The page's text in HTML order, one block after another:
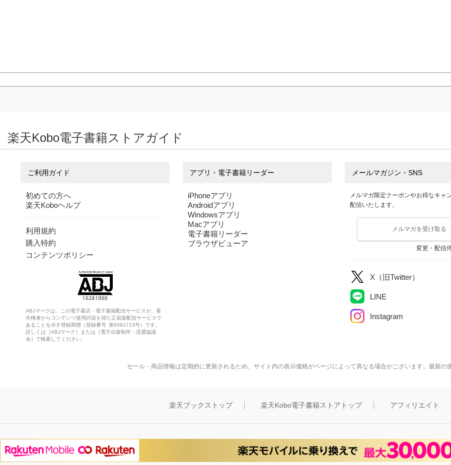
楽天Kobo電子書籍ストアガイド
ご利用ガイド
初めての方へ
楽天Koboヘルプ
利用規約
購入特約
コンテンツポリシー
ABJマークは、この電子書店・電子書籍配信サービスが、著
作権者からコンテンツ使用許諾を得た正規版配信サービスで
あることを示す登録商標（登録番号 第6091713号）です。
詳しくは［ABJマーク］または［電子出版制作・流通協議
会］で検索してください。
アプリ・電子書籍リーダー
iPhoneアプリ
Androidアプリ
Windowsアプリ
Macアプリ
電子書籍リーダー
ブラウザビューア
メールマガジン・SNS
メルマガ限定クーポンやお得なキャ
配信いたします。
メルマガを受け取る
変更・配信
X（旧Twitter）
LINE
Instagram
セール・商品情報は定期的に更新されるため、サイト内の表示価格がページによって異なる場合がございます。最新の
楽天ブックストップ 楽天Kobo電子書籍ストアトップ アフィリエイト